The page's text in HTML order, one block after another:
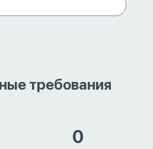
требования
0